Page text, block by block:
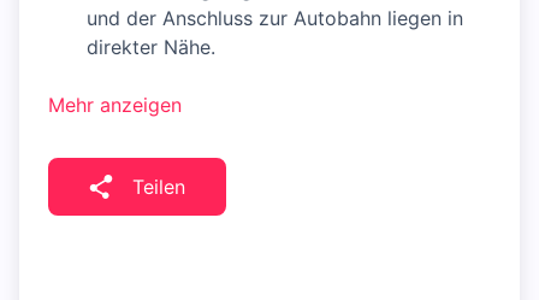
und der Anschluss zur Autobahn liegen in
direkter Nähe.
Mehr anzeigen
Teilen